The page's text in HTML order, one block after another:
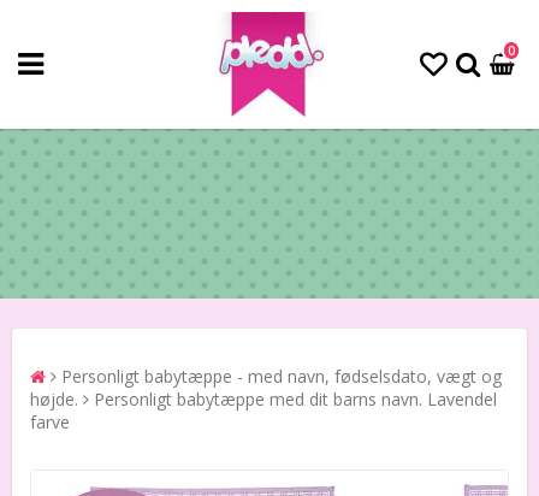
0
Personligt babytæppe - med navn, fødselsdato, vægt og
højde.
Personligt babytæppe med dit barns navn. Lavendel
farve